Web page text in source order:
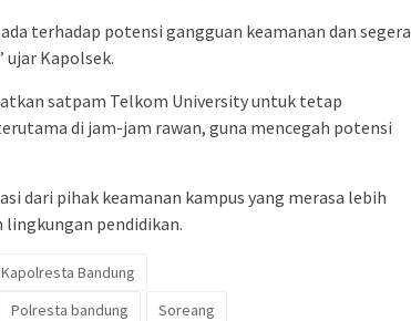
terhadap potensi gangguan keamanan dan segera
ujar Kapolsek.
satpam Telkom University untuk tetap
di jam-jam rawan, guna mencegah potensi
dari pihak keamanan kampus yang merasa lebih
pendidikan.
Kapolresta Bandung
Polresta bandung Soreang